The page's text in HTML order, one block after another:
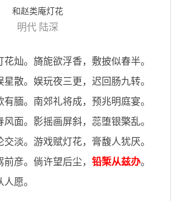
和赵类庵灯花
明代 陆深
灿。旖旎欲浮香，敷披似春半。
散。娱玩夜三更，迟回肠九转。
腼。南郊礼将成，预兆明庭宴。
面。影摇画屏斜，蕊堕银檠乱。
淡。游戏赋灯花，膏馥人犹厌。
前彦。倘许望后尘，铅椠从兹办。
愿。